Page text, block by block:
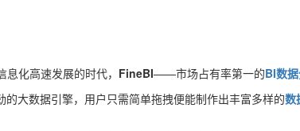
息化高速发展的时代， FineBI——市场占有率第一的BI数
的大数据引擎，用户只需简单拖拽便能制作出丰富多样的数